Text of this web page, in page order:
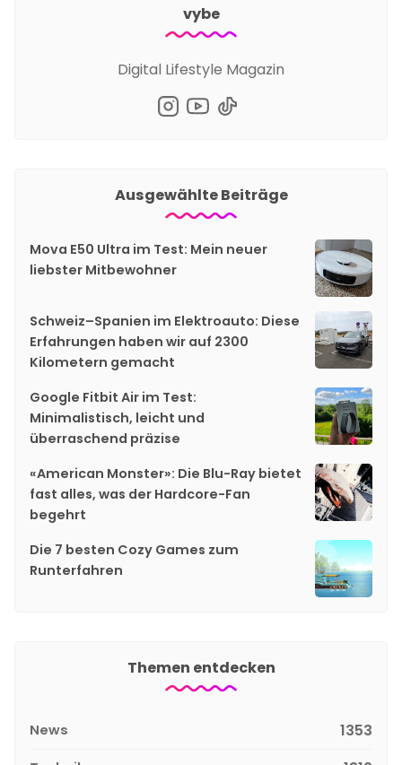
vybe
Digital Lifestyle Magazin
Ausgewählte Beiträge
Mova E50 Ultra im Test: Mein neuer
liebster Mitbewohner
Schweiz–Spanien im Elektroauto: Diese
Erfahrungen haben wir auf 2300
Kilometern gemacht
Google Fitbit Air im Test:
Minimalistisch, leicht und
überraschend präzise
«American Monster»: Die Blu-Ray bietet
fast alles, was der Hardcore-Fan
begehrt
Die 7 besten Cozy Games zum
Runterfahren
Themen entdecken
News 1353